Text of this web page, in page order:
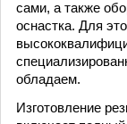
сами, а также
оснастка. Для
обладаем.
Изготовление